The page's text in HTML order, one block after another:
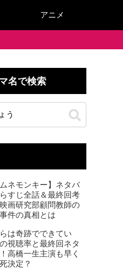
アニメ
名で検索
ムネモンキー】ネタバ
すじ全話＆最終回考
画研究部顧問教師の
件の真相とは
らは奇跡でできてい
視聴率と最終回ネタ
高橋一生主演も早く
決定？